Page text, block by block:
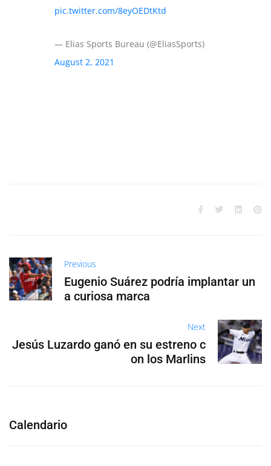
pic.twitter.com/8eyOEDtKtd
— Elias Sports Bureau (@EliasSports)
August 2, 2021
Previous
Eugenio Suárez podría implantar un
a curiosa marca
Next
Jesús Luzardo ganó en su estreno c
on los Marlins
Calendario